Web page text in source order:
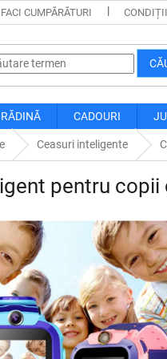
CUMPĂRĂTURI
CADOURI
Ceasuri inteligente
pentru copii